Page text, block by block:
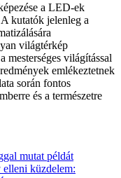
a LED-ek
kutatók jelenleg a
világtérkép
mesterséges világítással
emlékeztetnek
során fontos
és a természetre
mutat példát
elleni küzdelem: